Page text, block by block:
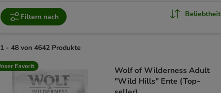
Filtern nach Beliebtheit
1 - 48 von 4642 Produkte
product items have been changed
Favorit
Wolf of Wilderness Adult
"Wild Hills" Ente (Top-